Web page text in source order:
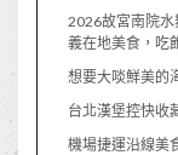
2026故宮南院
義在地美食，吃
想要大啖鮮美的
台北漢堡控快收
機場捷運沿線美